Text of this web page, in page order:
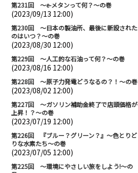
第231回 ～e-メタンって何？～の巻
(2023/09/13 12:00)
第230回 ～日本の製油所、最後に新設された
のはいつ？～の巻
(2023/08/30 12:00)
第229回 ～人工的な石油って何？～の巻
(2023/08/16 12:00)
第228回 ～原子力発電どうなるの？！～の巻
(2023/08/02 12:00)
第227回 ～ガソリン補助金終了で店頭価格が
上昇！？～の巻
(2023/07/19 12:00)
第226回 『ブルー？グリーン？』～色とりど
りな水素たち～の巻
(2023/07/05 12:00)
第225回 ～環境にやさしい旅をしよう!～の